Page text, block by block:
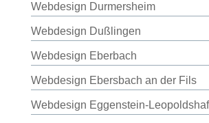
Webdesign Durmersheim
Webdesign Dußlingen
Webdesign Eberbach
Webdesign Ebersbach an der Fils
Webdesign Eggenstein-